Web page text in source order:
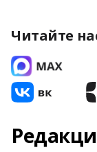
Читайте